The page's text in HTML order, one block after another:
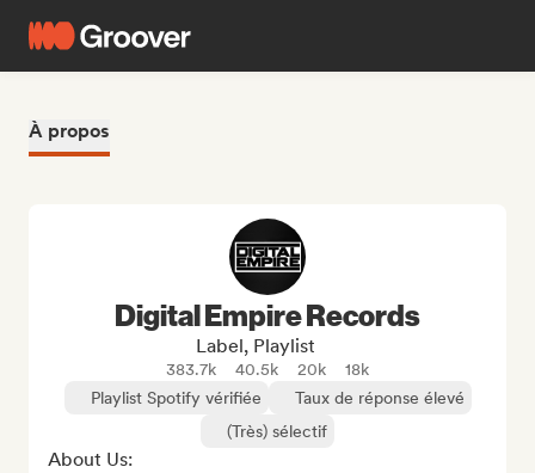
À propos
Digital Empire Records
Label, Playlist
383.7k 40.5k 20k
18k
Playlist Spotify vérifiée
Taux de réponse élevé
(Très) sélectif
About Us: